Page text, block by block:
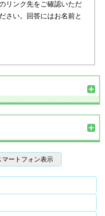
リンク先をご確認いただ
さい。回答にはお名前と
マートフォン表示